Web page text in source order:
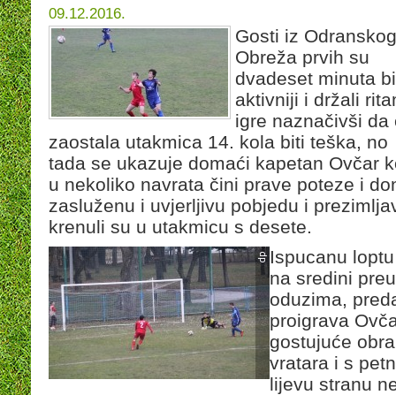
09.12.2016.
Gosti iz Odranskog
Obreža prvih su
dvadeset minuta
aktivniji i držali
igre naznačivši da
zaostala utakmica 14. kola biti teška, no
tada se ukazuje domaći kapetan Ovčar
u nekoliko navrata čini prave poteze i
zasluženu i uvjerljivu pobjedu i
krenuli su u utakmicu s desete.
Ispucanu
na sredini
oduzima,
proigrava
gostujuće
vratara i s
lijevu stranu